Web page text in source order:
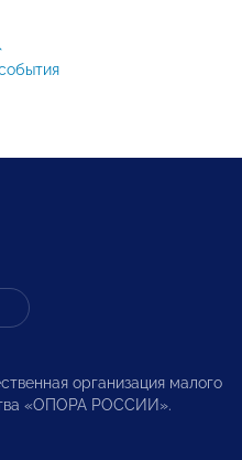
организация малого
«ОПОРА РОССИИ».